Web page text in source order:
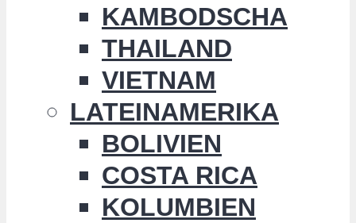
KAMBODSCHA
THAILAND
VIETNAM
LATEINAMERIKA
BOLIVIEN
COSTA RICA
KOLUMBIEN